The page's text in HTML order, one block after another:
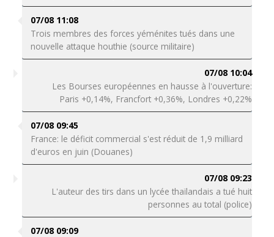
07/08 11:08
Trois membres des forces yéménites tués dans une
nouvelle attaque houthie (source militaire)
07/08 10:04
Les Bourses européennes en hausse à l'ouverture:
Paris +0,14%, Francfort +0,36%, Londres +0,22%
07/08 09:45
France: le déficit commercial s'est réduit de 1,9 milliard
d'euros en juin (Douanes)
07/08 09:23
L'auteur des tirs dans un lycée thaïlandais a tué huit
personnes au total (police)
07/08 09:09